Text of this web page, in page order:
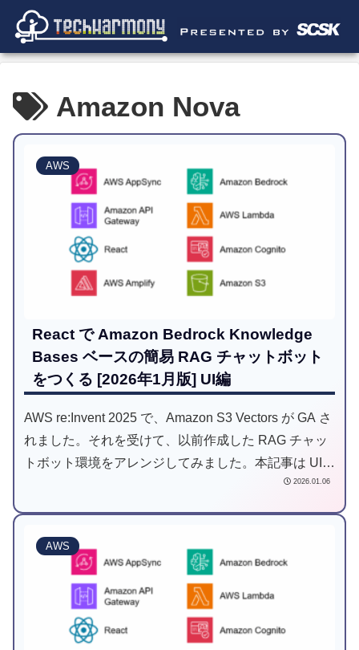
Amazon Nova
AWS
React で Amazon Bedrock Knowledge
Bases ベースの簡易 RAG チャットボット
をつくる [2026年1月版] UI編
AWS re:Invent 2025 で、Amazon S3 Vectors が GA さ
れました。それを受けて、以前作成した RAG チャッ
トボット環境をアレンジしてみました。本記事は UI
2026.01.06
AWS